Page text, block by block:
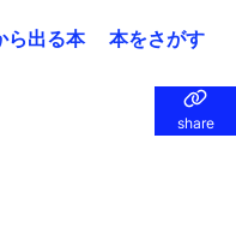
ら出る本 本をさがす
share
share